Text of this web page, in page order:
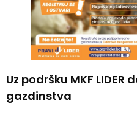
Uz podršku MKF
gazdinstva